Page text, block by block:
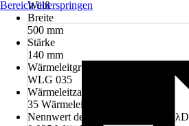
Weiß
Breite
500 mm
Stärke
140 mm
Wärmeleitgruppe
WLG 035
Wärmeleitzahl
35 Wärmeleitfähigkeit (λ)
Nennwert der Wärmeleitfähigkeit λD
Bereich überspringen